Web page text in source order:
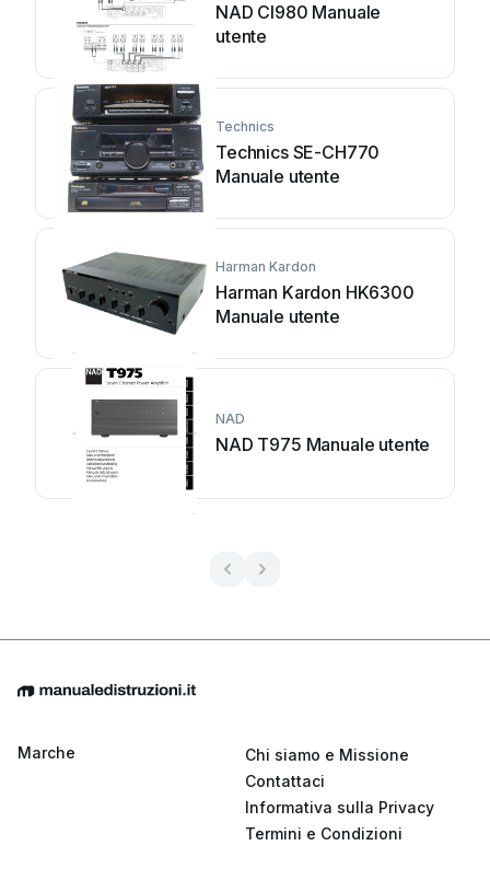
NAD CI980 Manuale
utente
Technics
Technics SE-CH770
Manuale utente
Harman Kardon
Harman Kardon HK6300
Manuale utente
NAD
NAD T975 Manuale utente
Marche
Chi siamo e Missione
Contattaci
Informativa sulla Privacy
Termini e Condizioni